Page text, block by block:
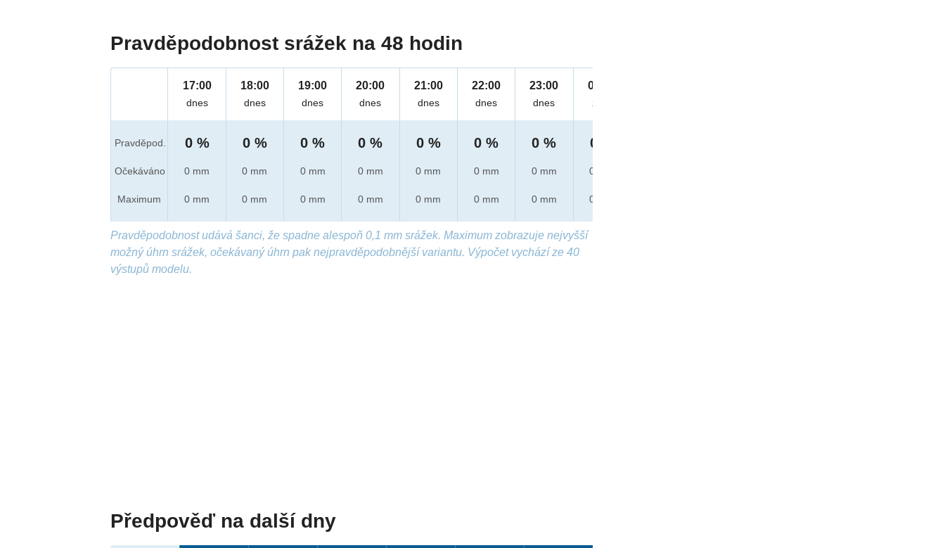
Pravděpodobnost srážek na 48 hodin
Pravděpod.
Očekáváno
Maximum
17:00
dnes
0 %
0 mm
0 mm
18:00
dnes
0 %
0 mm
0 mm
19:00
dnes
0 %
0 mm
0 mm
20:00
dnes
0 %
0 mm
0 mm
21:00
dnes
0 %
0 mm
0 mm
22:00
dnes
0 %
0 mm
0 mm
23:00
dnes
0 %
0 mm
0 mm
00:00
zítra
0 %
0 mm
0 mm
Pravděpodobnost udává šanci, že spadne alespoň 0,1 mm srážek. Maximum zobrazuje nejvyšší
možný úhrn srážek, očekávaný úhrn pak nejpravděpodobnější variantu. Výpočet vychází ze 40
výstupů modelu.
Předpověď na další dny